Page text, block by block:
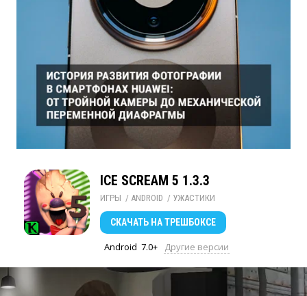
ICE SCREAM 5 1.3.3
ИГРЫ / ANDROID / УЖАСТИКИ
СКАЧАТЬ НА ТРЕШБОКСЕ
Android 7.0+ Другие версии